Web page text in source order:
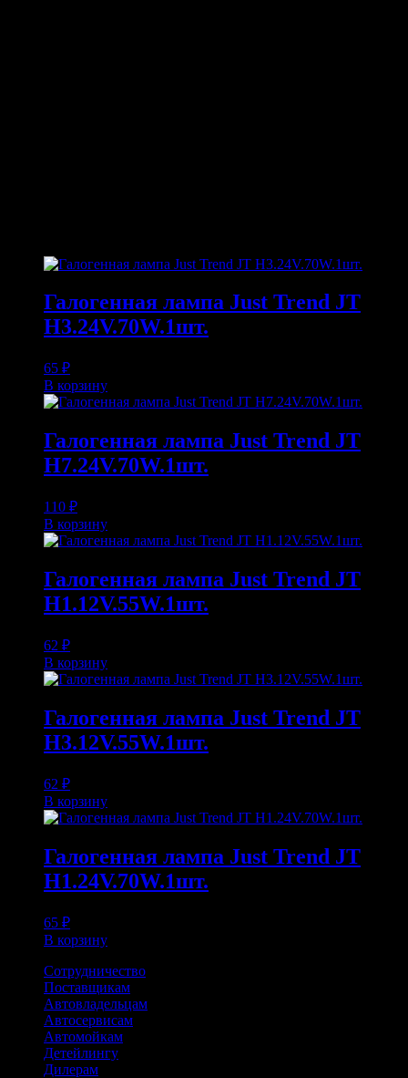
Галогенная лампа Just Trend JT
H3.24V.70W.1шт.
65 ₽
В корзину
Галогенная лампа Just Trend JT
H7.24V.70W.1шт.
110 ₽
В корзину
Галогенная лампа Just Trend JT
H1.12V.55W.1шт.
62 ₽
В корзину
Галогенная лампа Just Trend JT
H3.12V.55W.1шт.
62 ₽
В корзину
Галогенная лампа Just Trend JT
H1.24V.70W.1шт.
65 ₽
В корзину
Сотрудничество
Поставщикам
Автовладельцам
Автосервисам
Автомойкам
Детейлингу
Дилерам